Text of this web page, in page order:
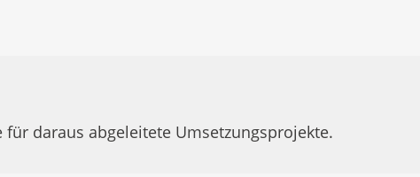
daraus abgeleitete Umsetzungsprojekte.